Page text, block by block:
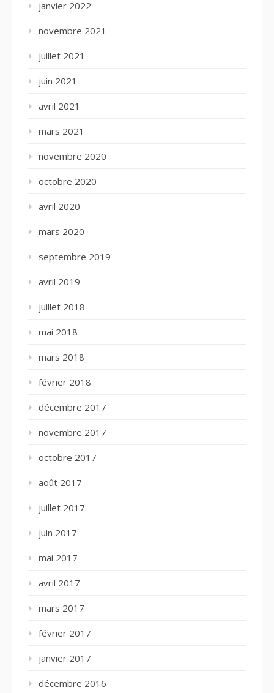
janvier 2022
novembre 2021
juillet 2021
juin 2021
avril 2021
mars 2021
novembre 2020
octobre 2020
avril 2020
mars 2020
septembre 2019
avril 2019
juillet 2018
mai 2018
mars 2018
février 2018
décembre 2017
novembre 2017
octobre 2017
août 2017
juillet 2017
juin 2017
mai 2017
avril 2017
mars 2017
février 2017
janvier 2017
décembre 2016